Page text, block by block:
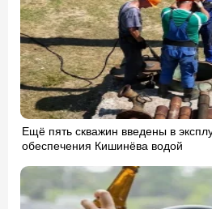
Ещё пять скважин введены в
обеспечения Кишинёва водой